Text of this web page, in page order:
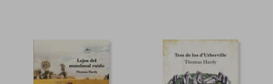
55%
dcto. S/ 82,40
55%
dcto.